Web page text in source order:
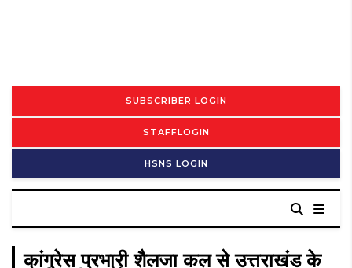
SUBSCRIBER LOGIN
STAFFLOGIN
HSNS LOGIN
कांग्रेस प्रभारी शैलजा कल से उत्तराखंड के